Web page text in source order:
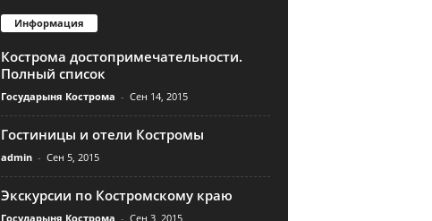
Информация
Кострома достопримечательности.
Полный список
Государыня Кострома - Сен 14, 2015
Гостиницы и отели Костромы
admin - Сен 5, 2015
Экскурсии по Костромскому краю
Государыня Кострома - Сен 3, 2015